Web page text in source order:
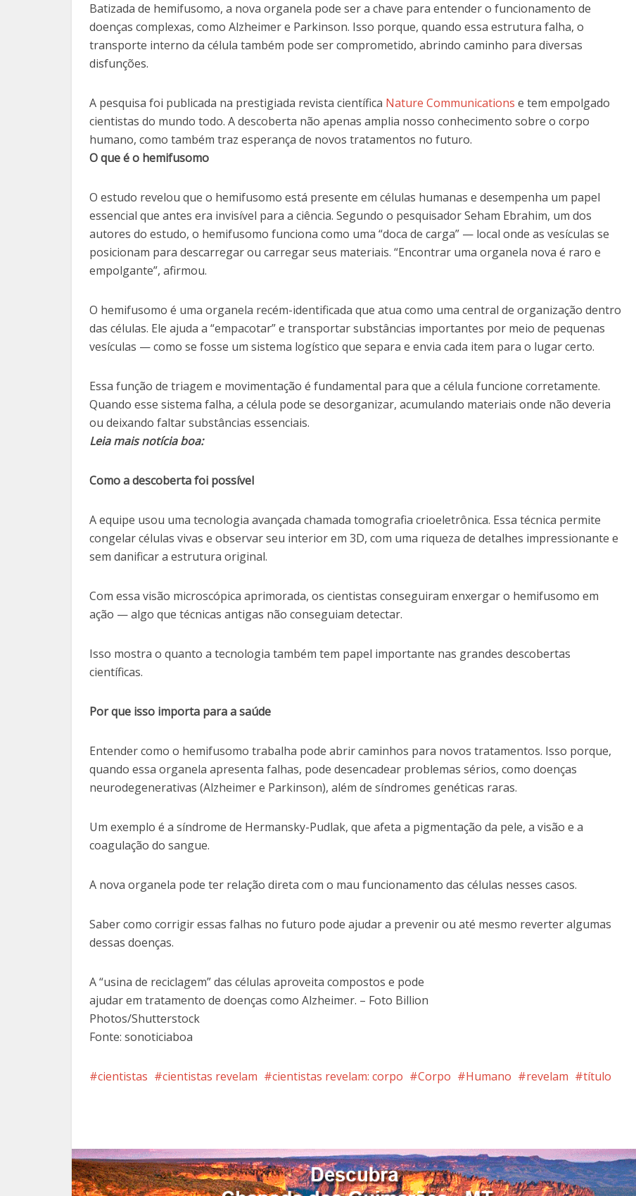
Batizada de hemifusomo, a nova organela pode ser a chave para entender o funcionamento de
doenças complexas, como Alzheimer e Parkinson. Isso porque, quando essa estrutura falha, o
transporte interno da célula também pode ser comprometido, abrindo caminho para diversas
disfunções.
A pesquisa foi publicada na prestigiada revista científica Nature Communications e tem empolgado
cientistas do mundo todo. A descoberta não apenas amplia nosso conhecimento sobre o corpo
humano, como também traz esperança de novos tratamentos no futuro.
O que é o hemifusomo
O estudo revelou que o hemifusomo está presente em células humanas e desempenha um papel
essencial que antes era invisível para a ciência. Segundo o pesquisador Seham Ebrahim, um dos
autores do estudo, o hemifusomo funciona como uma “doca de carga” — local onde as vesículas se
posicionam para descarregar ou carregar seus materiais. “Encontrar uma organela nova é raro e
empolgante”, afirmou.
O hemifusomo é uma organela recém-identificada que atua como uma central de organização dentro
das células. Ele ajuda a “empacotar” e transportar substâncias importantes por meio de pequenas
vesículas — como se fosse um sistema logístico que separa e envia cada item para o lugar certo.
Essa função de triagem e movimentação é fundamental para que a célula funcione corretamente.
Quando esse sistema falha, a célula pode se desorganizar, acumulando materiais onde não deveria
ou deixando faltar substâncias essenciais.
Leia mais notícia boa:
Como a descoberta foi possível
A equipe usou uma tecnologia avançada chamada tomografia crioeletrônica. Essa técnica permite
congelar células vivas e observar seu interior em 3D, com uma riqueza de detalhes impressionante e
sem danificar a estrutura original.
Com essa visão microscópica aprimorada, os cientistas conseguiram enxergar o hemifusomo em
ação — algo que técnicas antigas não conseguiam detectar.
Isso mostra o quanto a tecnologia também tem papel importante nas grandes descobertas
científicas.
Por que isso importa para a saúde
Entender como o hemifusomo trabalha pode abrir caminhos para novos tratamentos. Isso porque,
quando essa organela apresenta falhas, pode desencadear problemas sérios, como doenças
neurodegenerativas (Alzheimer e Parkinson), além de síndromes genéticas raras.
Um exemplo é a síndrome de Hermansky-Pudlak, que afeta a pigmentação da pele, a visão e a
coagulação do sangue.
A nova organela pode ter relação direta com o mau funcionamento das células nesses casos.
Saber como corrigir essas falhas no futuro pode ajudar a prevenir ou até mesmo reverter algumas
dessas doenças.
A “usina de reciclagem” das células aproveita compostos e pode
ajudar em tratamento de doenças como Alzheimer. – Foto Billion
Photos/Shutterstock
Fonte: sonoticiaboa
cientistas cientistas revelam cientistas revelam: corpo Corpo Humano revelam título